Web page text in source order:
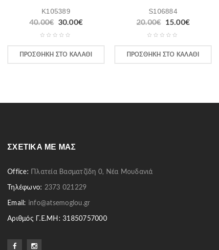
K105389
40.00€ 30.00€
ΠΡΟΣΘΉΚΗ ΣΤΟ ΚΑΛΆΘΙ
S106884
20.00€ 15.00€
ΠΡΟΣΘΉΚΗ ΣΤΟ ΚΑΛΆΘΙ
ΣΧΕΤΙΚΆ ΜΕ ΜΑΣ
Office: Πλατεία Βασματζίδη 0, Νέα Μουδανιά
Τηλέφωνο: 2373 021229
Email: info@atsemoglou.gr
Αριθμός Γ.Ε.ΜΗ: 31850757000